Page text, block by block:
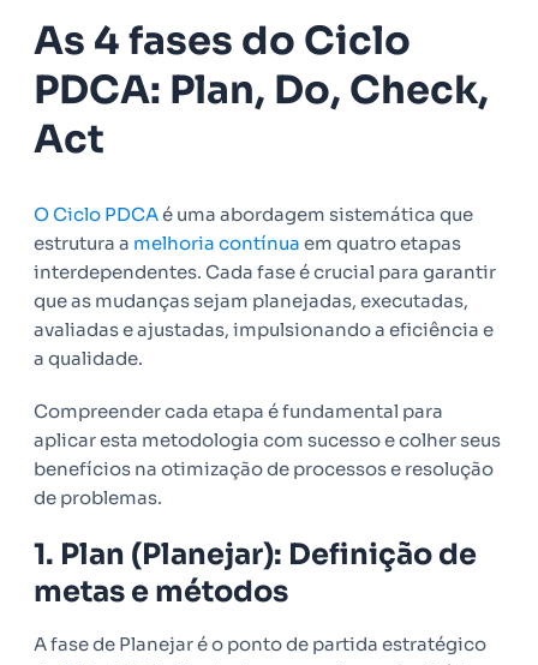
As 4 fases do Ciclo
PDCA: Plan, Do, Check,
Act
O Ciclo PDCAé uma abordagem sistemática que
estrutura a melhoria contínua em quatro etapas
interdependentes. Cada fase é crucial para garantir
que as mudanças sejam planejadas, executadas,
avaliadas e ajustadas, impulsionando a eficiência e
a qualidade.
Compreender cada etapa é fundamental para
aplicar esta metodologia com sucesso e colher seus
benefícios na otimização de processos e resolução
de problemas.
1. Plan (Planejar): Definição de
metas e métodos
A fase de Planejar é o ponto de partida estratégico